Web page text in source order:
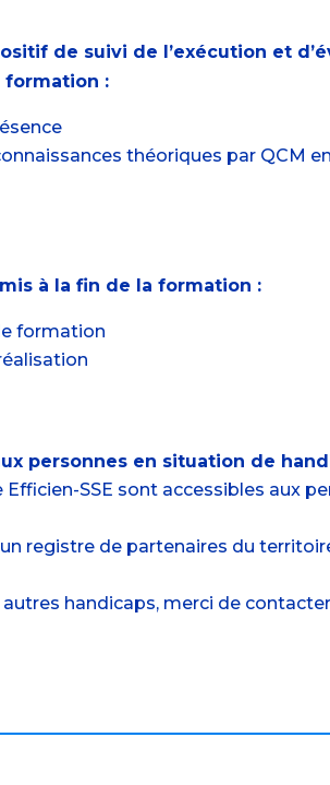
de suivi de l’exécution et
formation :
théoriques par QCM
à la fin de la formation :
formation
personnes en situation de
Efficien-SSE sont accessibles aux
registre de partenaires du
autres handicaps, merci de